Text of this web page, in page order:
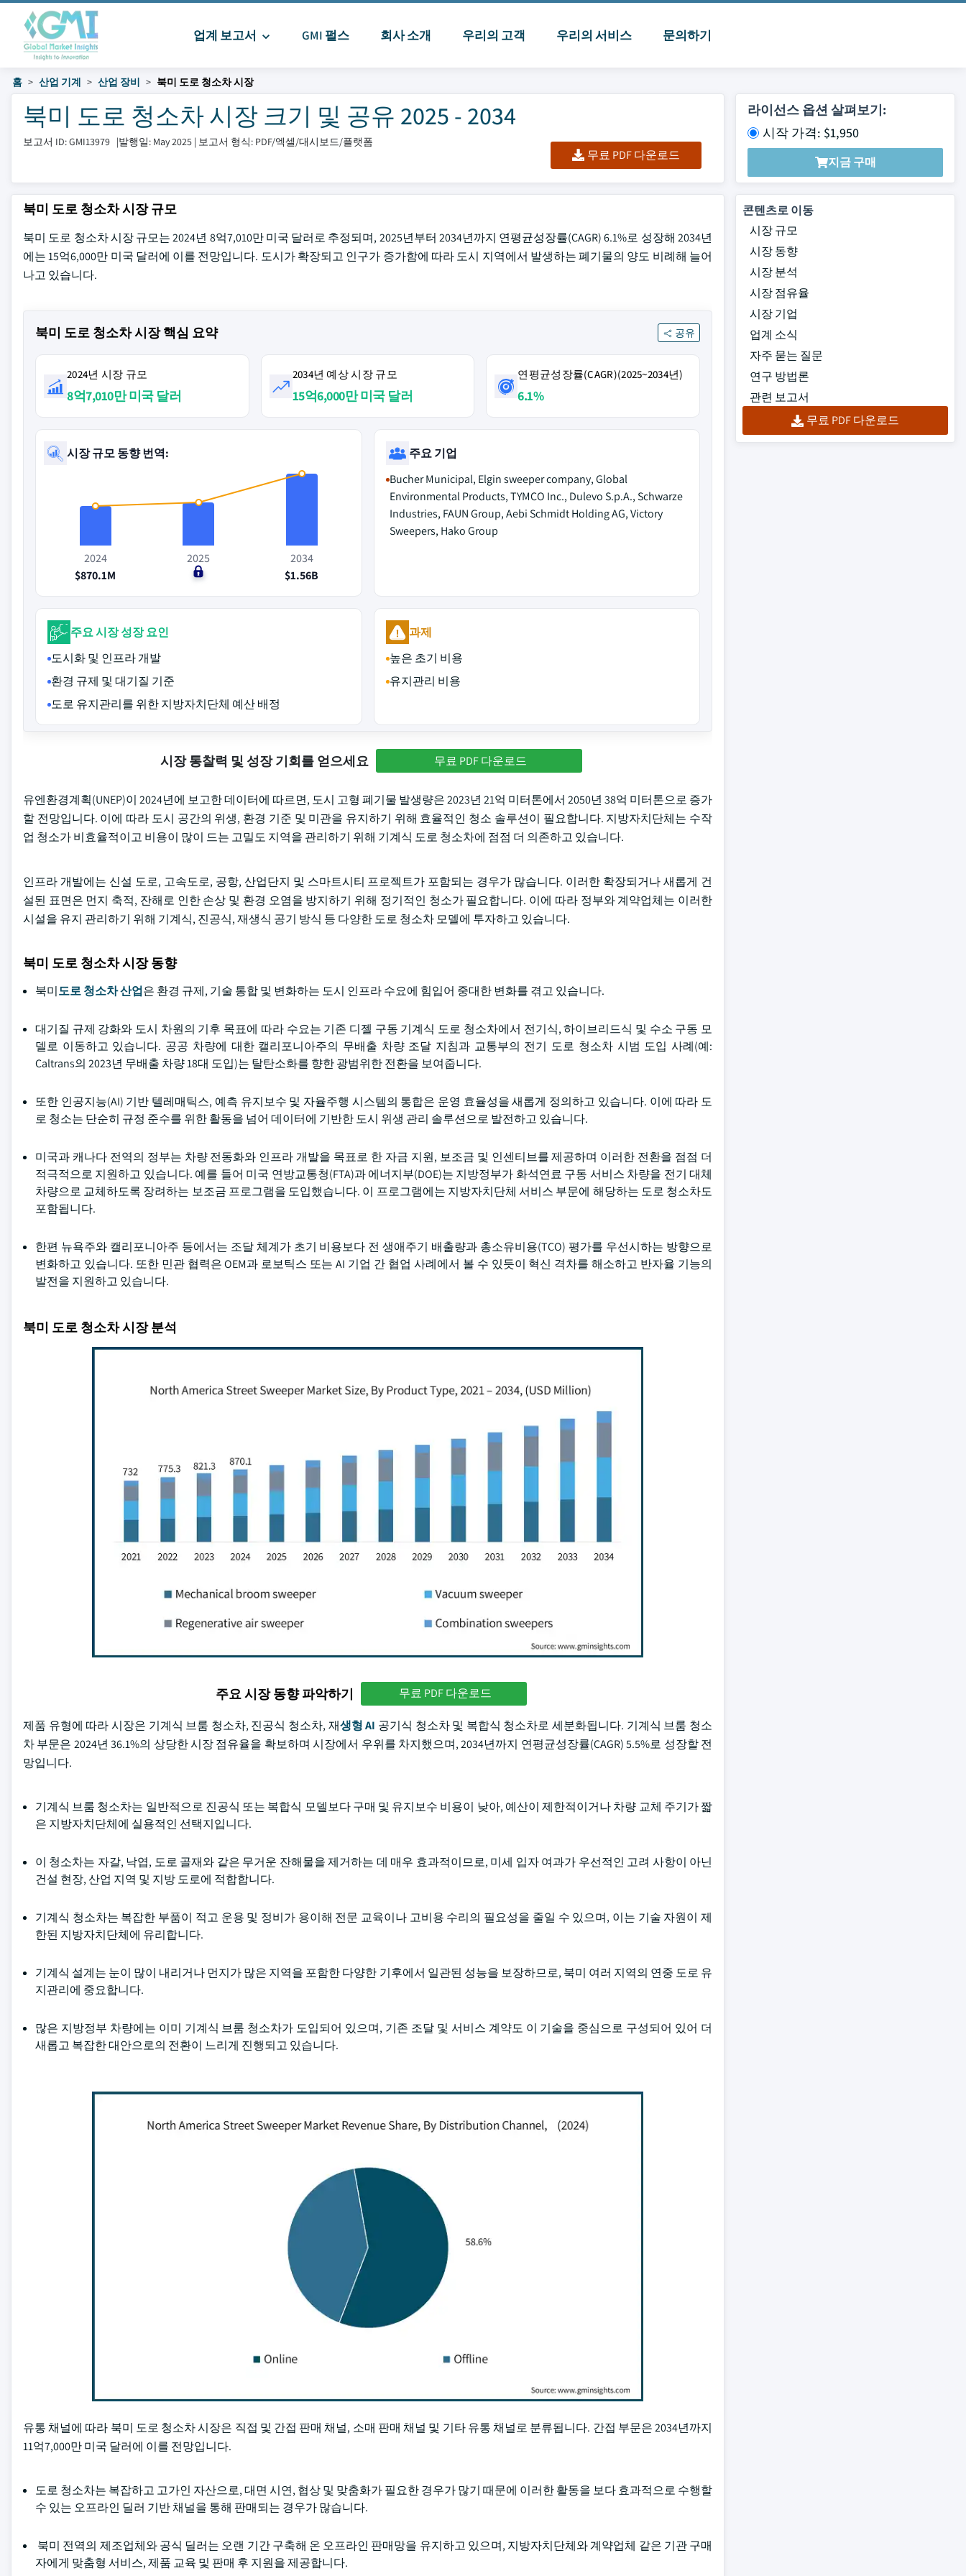
업계 보고서 GMI 펄스 회사 소개 우리의 고객 우리의 서비스 문의하기
홈 산업 기계 산업 장비 북미 도로 청소차 시장
북미 도로 청소차 시장 크기 및 공유 2025 - 2034
보고서 ID: GMI13979 |발행일: May 2025 | 보고서 형식: PDF/엑셀/대시보드/플랫폼
무료 PDF 다운로드
라이선스 옵션 살펴보기:
시작 가격: $1,950
지금 구매
북미 도로 청소차 시장 규모
북미 도로 청소차 시장 규모는 2024년 8억7,010만 미국 달러로 추정되며, 2025년부터 2034년까지 연평균성장률(CAGR) 6.1%로 성장해 2034년
에는 15억6,000만 미국 달러에 이를 전망입니다. 도시가 확장되고 인구가 증가함에 따라 도시 지역에서 발생하는 폐기물의 양도 비례해 늘어
나고 있습니다.
북미 도로 청소차 시장 핵심 요약 공유
2024년 시장 규모
8억7,010만 미국 달러
2034년 예상 시장 규모
15억6,000만 미국 달러
연평균성장률(CAGR)(2025~2034년)
6.1%
시장 규모 동향 번역:
2024
$870.1M
2025
$0
2034
$1.56B
주요 기업
Bucher Municipal, Elgin sweeper company, Global
Environmental Products, TYMCO Inc., Dulevo S.p.A., Schwarze
Industries, FAUN Group, Aebi Schmidt Holding AG, Victory
Sweepers, Hako Group
주요 시장 성장 요인
도시화 및 인프라 개발
환경 규제 및 대기질 기준
도로 유지관리를 위한 지방자치단체 예산 배정
과제
높은 초기 비용
유지관리 비용
시장 통찰력 및 성장 기회를 얻으세요 무료 PDF 다운로드
유엔환경계획(UNEP)이 2024년에 보고한 데이터에 따르면, 도시 고형 폐기물 발생량은 2023년 21억 미터톤에서 2050년 38억 미터톤으로 증가
할 전망입니다. 이에 따라 도시 공간의 위생, 환경 기준 및 미관을 유지하기 위해 효율적인 청소 솔루션이 필요합니다. 지방자치단체는 수작
업 청소가 비효율적이고 비용이 많이 드는 고밀도 지역을 관리하기 위해 기계식 도로 청소차에 점점 더 의존하고 있습니다.
인프라 개발에는 신설 도로, 고속도로, 공항, 산업단지 및 스마트시티 프로젝트가 포함되는 경우가 많습니다. 이러한 확장되거나 새롭게 건
설된 표면은 먼지 축적, 잔해로 인한 손상 및 환경 오염을 방지하기 위해 정기적인 청소가 필요합니다. 이에 따라 정부와 계약업체는 이러한
시설을 유지 관리하기 위해 기계식, 진공식, 재생식 공기 방식 등 다양한 도로 청소차 모델에 투자하고 있습니다.
북미 도로 청소차 시장 동향
북미도로 청소차 산업은 환경 규제, 기술 통합 및 변화하는 도시 인프라 수요에 힘입어 중대한 변화를 겪고 있습니다.
대기질 규제 강화와 도시 차원의 기후 목표에 따라 수요는 기존 디젤 구동 기계식 도로 청소차에서 전기식, 하이브리드식 및 수소 구동 모
델로 이동하고 있습니다. 공공 차량에 대한 캘리포니아주의 무배출 차량 조달 지침과 교통부의 전기 도로 청소차 시범 도입 사례(예:
Caltrans의 2023년 무배출 차량 18대 도입)는 탈탄소화를 향한 광범위한 전환을 보여줍니다.
또한 인공지능(AI) 기반 텔레매틱스, 예측 유지보수 및 자율주행 시스템의 통합은 운영 효율성을 새롭게 정의하고 있습니다. 이에 따라 도
로 청소는 단순히 규정 준수를 위한 활동을 넘어 데이터에 기반한 도시 위생 관리 솔루션으로 발전하고 있습니다.
미국과 캐나다 전역의 정부는 차량 전동화와 인프라 개발을 목표로 한 자금 지원, 보조금 및 인센티브를 제공하며 이러한 전환을 점점 더
적극적으로 지원하고 있습니다. 예를 들어 미국 연방교통청(FTA)과 에너지부(DOE)는 지방정부가 화석연료 구동 서비스 차량을 전기 대체
차량으로 교체하도록 장려하는 보조금 프로그램을 도입했습니다. 이 프로그램에는 지방자치단체 서비스 부문에 해당하는 도로 청소차도
포함됩니다.
한편 뉴욕주와 캘리포니아주 등에서는 조달 체계가 초기 비용보다 전 생애주기 배출량과 총소유비용(TCO) 평가를 우선시하는 방향으로
변화하고 있습니다. 또한 민관 협력은 OEM과 로보틱스 또는 AI 기업 간 협업 사례에서 볼 수 있듯이 혁신 격차를 해소하고 반자율 기능의
발전을 지원하고 있습니다.
북미 도로 청소차 시장 분석
주요 시장 동향 파악하기 무료 PDF 다운로드
제품 유형에 따라 시장은 기계식 브룸 청소차, 진공식 청소차, 재생형 AI 공기식 청소차 및 복합식 청소차로 세분화됩니다. 기계식 브룸 청소
차 부문은 2024년 36.1%의 상당한 시장 점유율을 확보하며 시장에서 우위를 차지했으며, 2034년까지 연평균성장률(CAGR) 5.5%로 성장할 전
망입니다.
기계식 브룸 청소차는 일반적으로 진공식 또는 복합식 모델보다 구매 및 유지보수 비용이 낮아, 예산이 제한적이거나 차량 교체 주기가 짧
은 지방자치단체에 실용적인 선택지입니다.
이 청소차는 자갈, 낙엽, 도로 골재와 같은 무거운 잔해물을 제거하는 데 매우 효과적이므로, 미세 입자 여과가 우선적인 고려 사항이 아닌
건설 현장, 산업 지역 및 지방 도로에 적합합니다.
기계식 청소차는 복잡한 부품이 적고 운용 및 정비가 용이해 전문 교육이나 고비용 수리의 필요성을 줄일 수 있으며, 이는 기술 자원이 제
한된 지방자치단체에 유리합니다.
기계식 설계는 눈이 많이 내리거나 먼지가 많은 지역을 포함한 다양한 기후에서 일관된 성능을 보장하므로, 북미 여러 지역의 연중 도로 유
지관리에 중요합니다.
많은 지방정부 차량에는 이미 기계식 브룸 청소차가 도입되어 있으며, 기존 조달 및 서비스 계약도 이 기술을 중심으로 구성되어 있어 더
새롭고 복잡한 대안으로의 전환이 느리게 진행되고 있습니다.
유통 채널에 따라 북미 도로 청소차 시장은 직접 및 간접 판매 채널, 소매 판매 채널 및 기타 유통 채널로 분류됩니다. 간접 부문은 2034년까지
11억7,000만 미국 달러에 이를 전망입니다.
도로 청소차는 복잡하고 고가인 자산으로, 대면 시연, 협상 및 맞춤화가 필요한 경우가 많기 때문에 이러한 활동을 보다 효과적으로 수행할
수 있는 오프라인 딜러 기반 채널을 통해 판매되는 경우가 많습니다.
북미 전역의 제조업체와 공식 딜러는 오랜 기간 구축해 온 오프라인 판매망을 유지하고 있으며, 지방자치단체와 계약업체 같은 기관 구매
자에게 맞춤형 서비스, 제품 교육 및 판매 후 지원을 제공합니다.
콘텐츠로 이동
시장 규모
시장 동향
시장 분석
시장 점유율
시장 기업
업계 소식
자주 묻는 질문
연구 방법론
관련 보고서
무료 PDF 다운로드